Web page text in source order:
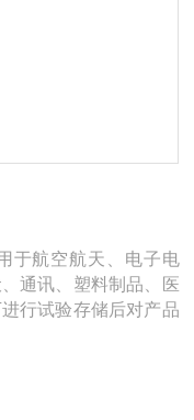
于航空航天、电子电
通讯、塑料制品、医
行试验存储后对产品